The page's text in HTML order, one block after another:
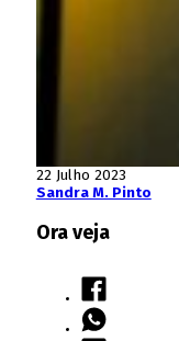
22 Julho 2023
Sandra M. Pinto
Ora veja